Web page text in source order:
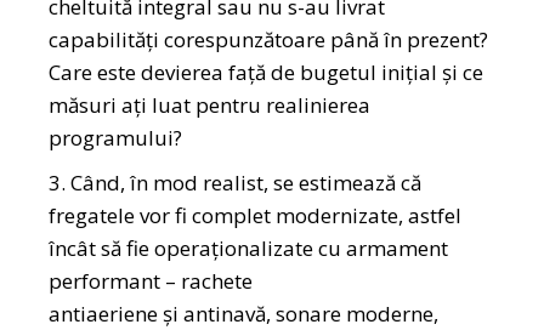
cheltuită integral sau nu s-au livrat
capabilităţi corespunzătoare până în prezent?
Care este devierea faţă de bugetul iniţial şi ce
măsuri aţi luat pentru realinierea
programului?
3. Când, în mod realist, se estimează că
fregatele vor fi complet modernizate, astfel
încât să fie operaţionalizate cu armament
performant – rachete
antiaeriene şi antinavă, sonare moderne,